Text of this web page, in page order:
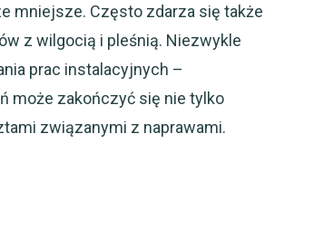
mniejsze. Często zdarza się także
z wilgocią i pleśnią. Niezwykle
prac instalacyjnych –
może zakończyć się nie tylko
związanymi z naprawami.